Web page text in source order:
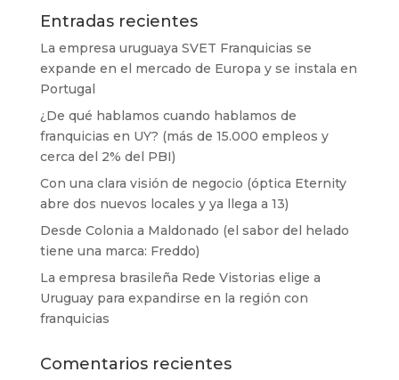
Entradas recientes
La empresa uruguaya SVET Franquicias se
expande en el mercado de Europa y se instala en
Portugal
¿De qué hablamos cuando hablamos de
franquicias en UY? (más de 15.000 empleos y
cerca del 2% del PBI)
Con una clara visión de negocio (óptica Eternity
abre dos nuevos locales y ya llega a 13)
Desde Colonia a Maldonado (el sabor del helado
tiene una marca: Freddo)
La empresa brasileña Rede Vistorias elige a
Uruguay para expandirse en la región con
franquicias
Comentarios recientes